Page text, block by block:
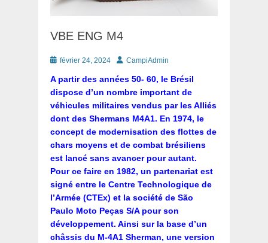
VBE ENG M4
Postéfévrier 24, 2024 AuteurCampiAdmin
A partir des années 50- 60, le Brésil
dispose d’un nombre important de
véhicules militaires vendus par les Alliés
dont des Shermans M4A1. En 1974, le
concept de modernisation des flottes de
chars moyens et de combat brésiliens
est lancé sans avancer pour autant.
Pour ce faire en 1982, un partenariat est
signé entre le Centre Technologique de
l’Armée (CTEx) et la société de São
Paulo Moto Peças S/A pour son
développement. Ainsi sur la base d’un
châssis du M-4A1 Sherman, une version